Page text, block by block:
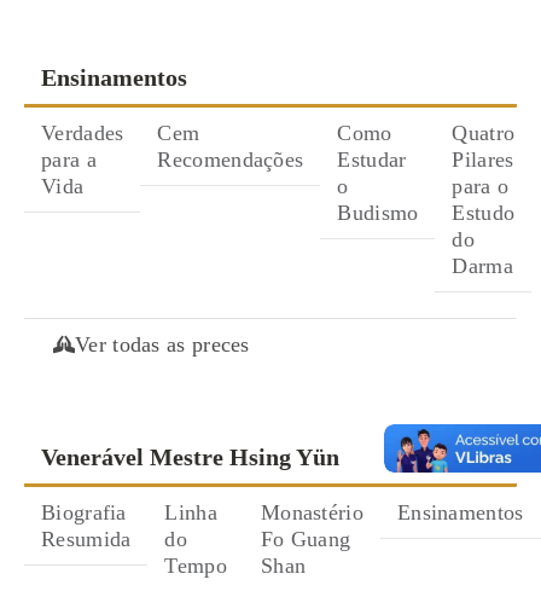
Ensinamentos
Verdades
para a
Vida
Cem
Recomendações
Como
Estudar
o
Budismo
Quatro
Pilares
para o
Estudo
do
Darma
Ver todas as preces
Venerável Mestre Hsing Yün
Biografia
Resumida
Linha
do
Tempo
Monastério
Fo Guang
Shan
Ensinamentos